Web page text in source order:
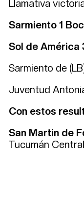
Llamativa
Sarmiento 1
Sol de América
Sarmiento de
Juventud
Con estos
San Martin de
Tucumán